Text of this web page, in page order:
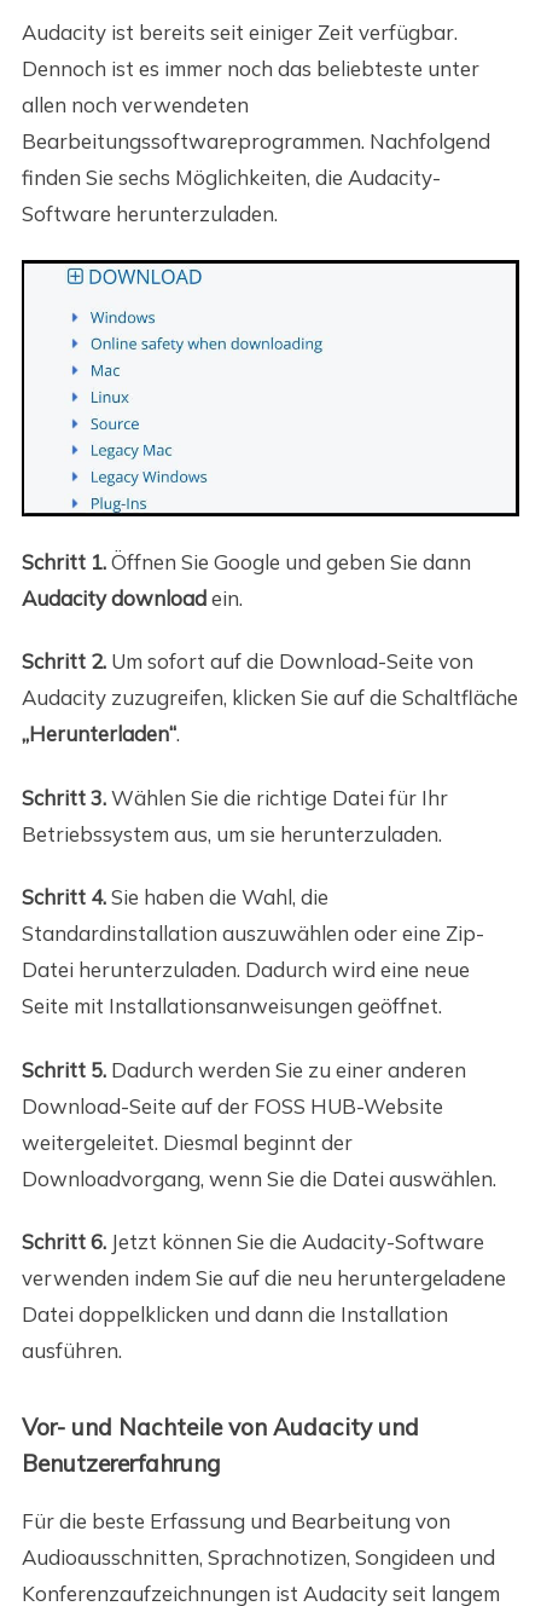
Audacity ist bereits seit einiger Zeit verfügbar.
Dennoch ist es immer noch das beliebteste unter
allen noch verwendeten
Bearbeitungssoftwareprogrammen. Nachfolgend
finden Sie sechs Möglichkeiten, die Audacity-
Software herunterzuladen.
Schritt 1.Öffnen Sie Google und geben Sie dann
Audacity downloadein.
Schritt 2.Um sofort auf die Download-Seite von
Audacity zuzugreifen, klicken Sie auf die Schaltfläche
„Herunterladen“.
Schritt 3.Wählen Sie die richtige Datei für Ihr
Betriebssystem aus, um sie herunterzuladen.
Schritt 4.Sie haben die Wahl, die
Standardinstallation auszuwählen oder eine Zip-
Datei herunterzuladen. Dadurch wird eine neue
Seite mit Installationsanweisungen geöffnet.
Schritt 5.Dadurch werden Sie zu einer anderen
Download-Seite auf der FOSS HUB-Website
weitergeleitet. Diesmal beginnt der
Downloadvorgang, wenn Sie die Datei auswählen.
Schritt 6.Jetzt können Sie die Audacity-Software
verwenden indem Sie auf die neu heruntergeladene
Datei doppelklicken und dann die Installation
ausführen.
Vor- und Nachteile von Audacity und
Benutzererfahrung
Für die beste Erfassung und Bearbeitung von
Audioausschnitten, Sprachnotizen, Songideen und
Konferenzaufzeichnungen ist Audacity seit langem